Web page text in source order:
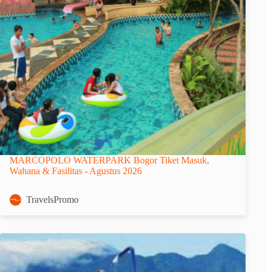
MARCOPOLO WATERPARK Bogor Tiket Masuk,
Wahana & Fasilitas - Agustus 2026
TravelsPromo